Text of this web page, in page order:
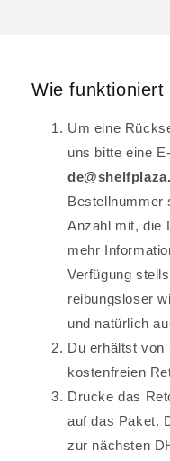
Wie funktioniert
Um eine
uns bitte eine
Bestellnummer
Anzahl mit, die
mehr
Verfügung
reibungsloser
und natürlich
Du erhältst von
kostenfreien
Drucke das
auf das Paket.
zur nächsten